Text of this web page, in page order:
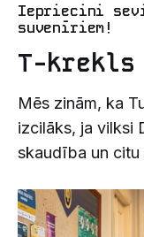
Iepriecini sevi
suvenīriem!
T-krekls
Mēs zinām, ka
izcilāks, ja vilksi
skaudība un citu